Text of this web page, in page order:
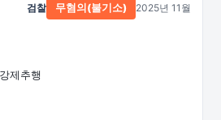
제추행
검찰 무혐의(불기소) 2025년 11월